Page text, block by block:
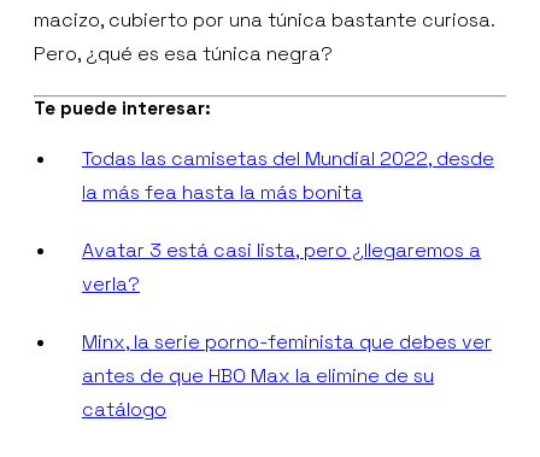
macizo, cubierto por una túnica bastante curiosa.
Pero, ¿qué es esa túnica negra?
Te puede interesar:
Todas las camisetas del Mundial 2022, desde
la más fea hasta la más bonita
Avatar 3 está casi lista, pero ¿llegaremos a
verla?
Minx, la serie porno-feminista que debes ver
antes de que HBO Max la elimine de su
catálogo